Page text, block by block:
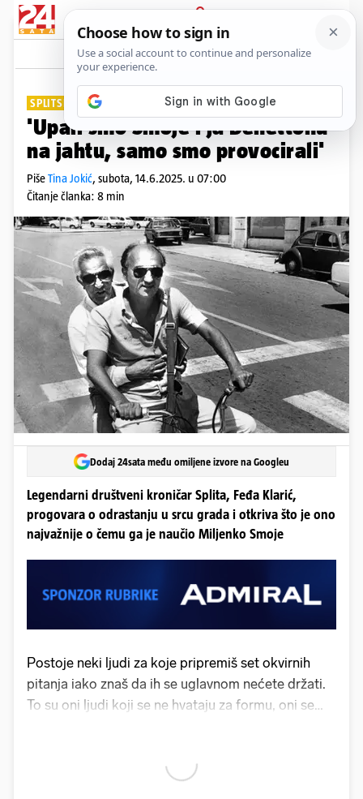
PRIJAVA
Lifestyle Komentari
SPLITSKI FOTOREPORTER FEĐA KLARIĆ: PLUS+
'Upali smo Smoje i ja Benettonu
na jahtu, samo smo provocirali'
PišeTina Jokić, subota, 14.6.2025. u 07:00
Čitanje članka: 8 min
Dodaj 24sata među omiljene izvore na Googleu
Legendarni društveni kroničar Splita, Feđa Klarić,
progovara o odrastanju u srcu grada i otkriva što je ono
najvažnije o čemu ga je naučio Miljenko Smoje
Postoje neki ljudi za koje pripremiš set okvirnih
pitanja iako znaš da ih se uglavnom nećete držati.
To su oni ljudi koji se ne hvataju za formu, oni se
Feđa Klarić, kroničar grada pod Marjanom, kojemu